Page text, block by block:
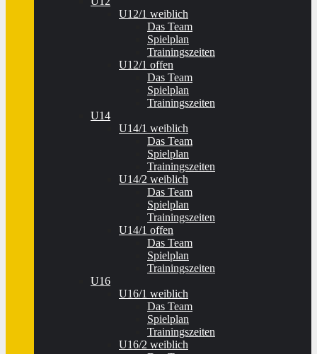
U12/1 weiblich
Das Team
Spielplan
Trainingszeiten
U12/1 offen
Das Team
Spielplan
Trainingszeiten
U14
U14/1 weiblich
Das Team
Spielplan
Trainingszeiten
U14/2 weiblich
Das Team
Spielplan
Trainingszeiten
U14/1 offen
Das Team
Spielplan
Trainingszeiten
U16
U16/1 weiblich
Das Team
Spielplan
Trainingszeiten
U16/2 weiblich